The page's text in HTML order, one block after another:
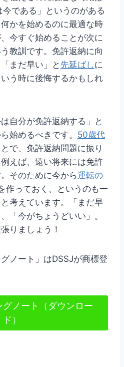
である」というのがある
かを始めるのに最適な時
今すぐ始めることが次に
教訓です。免許返納に向
まだ早い」と 先延ばしに
う時に後悔するかもしれ
自分が免許返納する」と
始めるべきです。 50歳代
とで、免許返納問題に振り
えば、遠い将来には免許
そのために今から運転の
作っておく、というのも一
考えています。「まだ早
「今がちょうどいい」。
りましょう！
ノート」はDSSJが商標登
ノート（ダウンロー
ド）